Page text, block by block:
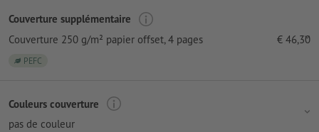
Couverture supplémentaire
Couverture 250 g/m² papier offset, 4 pages
PEFC
€ 46,30
Couleurs couverture
pas de couleur